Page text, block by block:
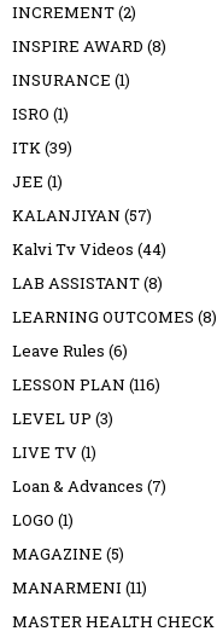
INCREMENT(2)
INSPIRE AWARD (8)
INSURANCE (1)
ISRO (1)
ITK(39)
JEE (1)
KALANJIYAN (57)
Kalvi Tv Videos (44)
LAB ASSISTANT(8)
LEARNING OUTCOMES (8)
Leave Rules (6)
LESSON PLAN (116)
LEVEL UP (3)
LIVE TV(1)
Loan & Advances (7)
LOGO (1)
MAGAZINE (5)
MANARMENI (11)
MASTER HEALTH CHECK